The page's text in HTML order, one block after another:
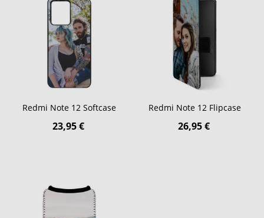
Redmi Note 12 Softcase
23,95 €
Redmi Note 12 Flipcase
26,95 €